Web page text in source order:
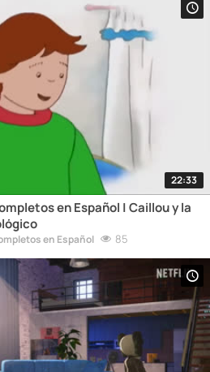
22:33
en Español | Caillou y la
en Español 85